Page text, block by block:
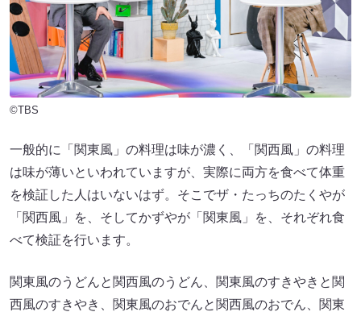
©TBS
一般的に「関東風」の料理は味が濃く、「関西風」の料理
は味が薄いといわれていますが、実際に両方を食べて体重
を検証した人はいないはず。そこでザ・たっちのたくやが
「関西風」を、そしてかずやが「関東風」を、それぞれ食
べて検証を行います。
関東風のうどんと関西風のうどん、関東風のすきやきと関
西風のすきやき、関東風のおでんと関西風のおでん、関東